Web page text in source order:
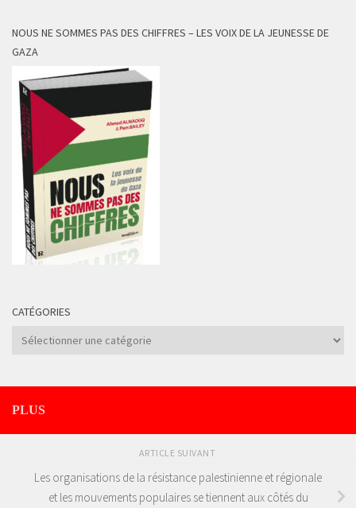
NOUS NE SOMMES PAS DES CHIFFRES – LES VOIX DE LA JEUNESSE DE
GAZA
CATÉGORIES
Catégories
PLUS
ARTICLE SUIVANT
Les organisations de la résistance palestinienne et régionale
et les mouvements populaires se tiennent aux côtés du